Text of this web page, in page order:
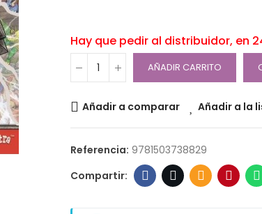
Hay que pedir al distribuidor, en
AÑADIR CARRITO
Añadir a comparar Añadir a la
Referencia: 9781503738829